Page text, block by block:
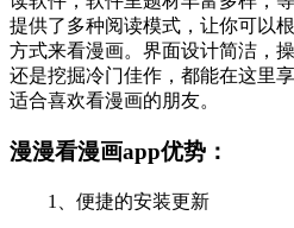
提供了多种阅读模式，让你可以
方式来看漫画。界面设计简洁，
还是挖掘冷门佳作，都能在这里
适合喜欢看漫画的朋友。
漫漫看漫画app优势：
1、便捷的安装更新